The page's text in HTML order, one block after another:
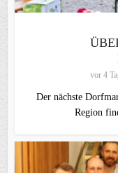
vor 4
Der nächste
Region